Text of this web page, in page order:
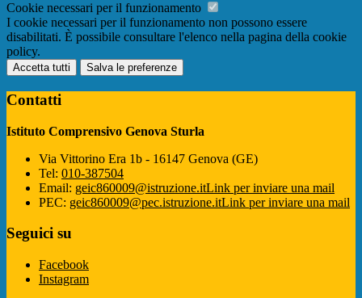
Cookie necessari per il funzionamento
I cookie necessari per il funzionamento non possono essere
disabilitati. È possibile consultare l'elenco nella pagina della cookie
policy.
Accetta tutti Salva le preferenze
Contatti
Istituto Comprensivo Genova Sturla
Via Vittorino Era 1b - 16147 Genova (GE)
Tel: 010-387504
Email: geic860009@istruzione.itLink per inviare una mail
PEC: geic860009@pec.istruzione.itLink per inviare una mail
Seguici su
Facebook
Instagram